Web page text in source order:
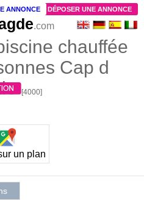
chauffée
Cap d
[4000]
.com
un plan
DÉPOSER UNE ANNONCE
ANNONCE